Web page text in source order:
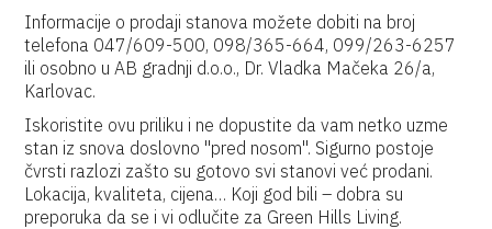
Informacije o prodaji stanova možete dobiti na broj
telefona 047/609-500, 098/365-664, 099/263-6257
ili osobno u AB gradnji d.o.o., Dr. Vladka Mačeka 26/a,
Karlovac.
Iskoristite ovu priliku i ne dopustite da vam netko uzme
stan iz snova doslovno ''pred nosom''. Sigurno postoje
čvrsti razlozi zašto su gotovo svi stanovi već prodani.
Lokacija, kvaliteta, cijena… Koji god bili – dobra su
preporuka da se i vi odlučite za Green Hills Living.